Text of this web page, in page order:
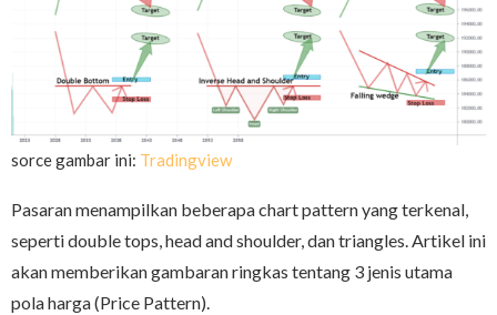
sorce gambar ini: Tradingview
Pasaran menampilkan beberapa chart pattern yang terkenal,
seperti double tops, head and shoulder, dan triangles. Artikel ini
akan memberikan gambaran ringkas tentang 3 jenis utama
pola harga (Price Pattern).